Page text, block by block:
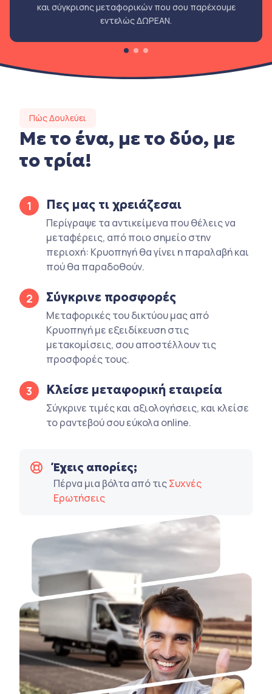
και σύγκρισης μεταφορικών που σου παρέχουμε
εντελώς ΔΩΡΕΑΝ.
Πώς Δουλεύει
Με το ένα, με το δύο, με
το τρία!
1 Πες μας τι χρειάζεσαι
Περίγραψε τα αντικείμενα που θέλεις να
μεταφέρεις, από ποιο σημείο στην
περιοχή: Κρυοπηγή θα γίνει η παραλαβή και
πού θα παραδοθούν.
2 Σύγκρινε προσφορές
Μεταφορικές του δικτύου μας από
Κρυοπηγή με εξειδίκευση στις
μετακομίσεις, σου αποστέλλουν τις
προσφορές τους.
3 Κλείσε μεταφορική εταιρεία
Σύγκρινε τιμές και αξιολογήσεις, και κλείσε
το ραντεβού σου εύκολα online.
Έχεις απορίες;
Πέρνα μια βόλτα από τιςΣυχνές
Ερωτήσεις